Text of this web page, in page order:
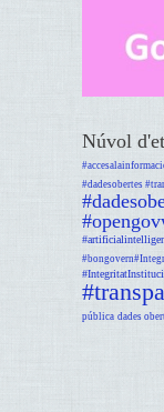
Núvol
#dadesobertes
pública dades